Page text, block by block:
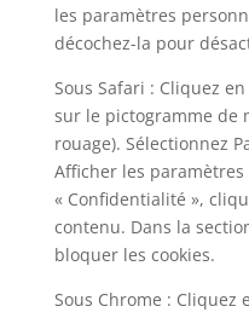
les paramètres
décochez-la pour
Sous Safari : Cliquez
sur le pictogramme de
rouage). Sélectionnez
Afficher les paramètres
« Confidentialité »,
contenu. Dans la
bloquer les cookies.
Sous Chrome : Cliquez